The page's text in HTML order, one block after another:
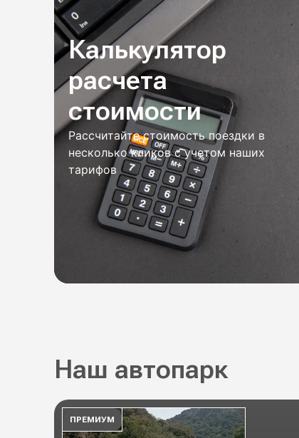
Калькулятор
расчета
стоимости
Рассчитайте стоимость поездки в
несколько кликов с учетом наших
тарифов
Наш автопарк
ПРЕМИУМ